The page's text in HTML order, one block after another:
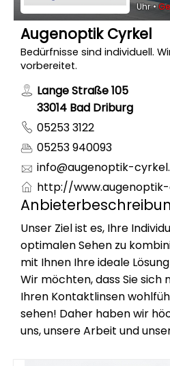
Uhr •
Augenoptik Cyrkel
Bedürfnisse sind individuell.
vorbereitet.
Lange Straße 105
33014 Bad Driburg
05253 3122
05253 940093
info@augenoptik-
http://
Unser Ziel ist es, Ihre
optimalen Sehen zu
mit Ihnen Ihre ideale
Wir möchten, dass Sie sich
Ihren Kontaktlinsen
sehen! Daher haben wir
uns, unsere Arbeit und